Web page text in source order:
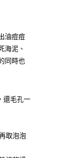
查看運費
油痘痘
海泥、
同時也
還毛孔一
取泡泡